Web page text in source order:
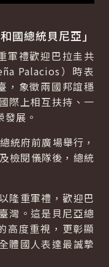
國總統貝尼亞」
軍禮歡迎巴拉圭共
Palacios ）時表
，象徵兩國邦誼穩
際上相互扶持、一
展。
統府前廣場舉行，
檢閱儀隊後，總統
隆重軍禮，歡迎巴
灣。這是貝尼亞總
高度重視，更彰顯
體國人表達最誠摯